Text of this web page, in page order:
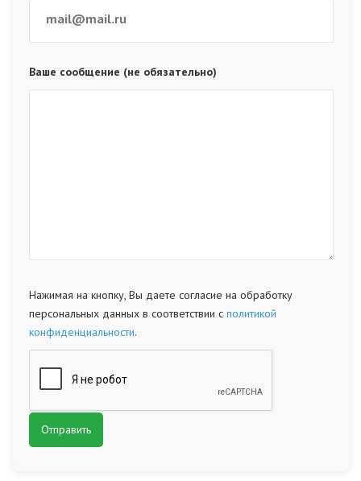
Ваше сообщение (не обязательно)
Нажимая на кнопку, Вы даете согласие на обработку
персональных данных в соответствии с политикой
конфиденциальности.